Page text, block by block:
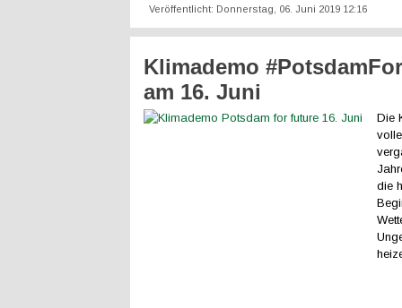
Veröffentlicht: Donnerstag, 06. Juni 2019 12:16
Klimademo
am 16. Juni
Die
die